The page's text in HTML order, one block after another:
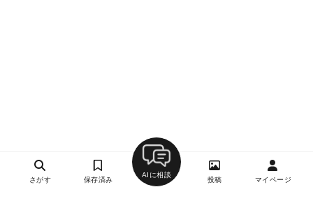
さがす 保存済み
AIに相談
投稿 マイページ